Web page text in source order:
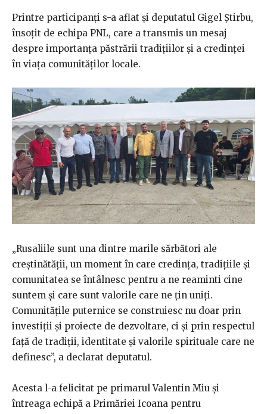
Printre participanți s-a aflat și deputatul Gigel Știrbu,
însoțit de echipa PNL, care a transmis un mesaj
despre importanța păstrării tradițiilor și a credinței
în viața comunităților locale.
„Rusaliile sunt una dintre marile sărbători ale
creștinătății, un moment în care credința, tradițiile și
comunitatea se întâlnesc pentru a ne reaminti cine
suntem și care sunt valorile care ne țin uniți.
Comunitățile puternice se construiesc nu doar prin
investiții și proiecte de dezvoltare, ci și prin respectul
față de tradiții, identitate și valorile spirituale care ne
definesc”, a declarat deputatul.
Acesta l-a felicitat pe primarul Valentin Miu și
întreaga echipă a Primăriei Icoana pentru